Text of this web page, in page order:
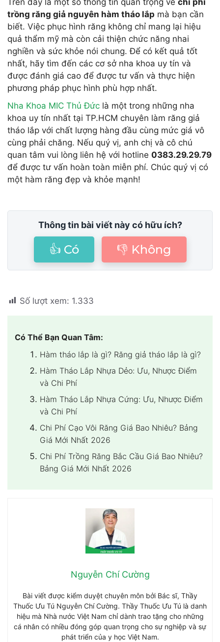
Trên đây là một số thông tin quan trọng về chi phí
trồng răng giả nguyên hàm tháo lắp mà bạn cần
biết. Việc phục hình răng không chỉ mang lại hiệu
quả thẩm mỹ mà còn cải thiện chức năng nhai
nghiền và sức khỏe nói chung. Để có kết quả tốt
nhất, hãy tìm đến các cơ sở nha khoa uy tín và
được đánh giá cao để được tư vấn và thực hiện
phương pháp phục hình phù hợp nhất.
Nha Khoa MIC Thủ Đức là một trong những nha
khoa uy tín nhất tại TP.HCM chuyên làm răng giả
tháo lắp với chất lượng hàng đầu cùng mức giá vô
cùng phải chăng. Nếu quý vị, anh chị và cô chú
quan tâm vui lòng liên hệ với hotline 0383.29.29.79
để được tư vấn hoàn toàn miễn phí. Chúc quý vị có
một hàm răng đẹp và khỏe mạnh!
Thông tin bài viết này có hữu ích?
👍 Có 👎 Không
Số lượt xem: 1.333
Có Thể Bạn Quan Tâm:
Hàm tháo lắp là gì? Răng giả tháo lắp là gì?
Hàm Tháo Lắp Nhựa Dẻo: Ưu, Nhược Điểm
và Chi Phí
Hàm Tháo Lắp Nhựa Cứng: Ưu, Nhược Điểm
và Chi Phí
Chi Phí Cạo Vôi Răng Giá Bao Nhiêu? Bảng
Giá Mới Nhất 2026
Chi Phí Trồng Răng Bắc Cầu Giá Bao Nhiêu?
Bảng Giá Mới Nhất 2026
Nguyễn Chí Cường
Bài viết được kiểm duyệt chuyên môn bởi Bác sĩ, Thầy
Thuốc Ưu Tú Nguyễn Chí Cường. Thầy Thuốc Ưu Tú là danh
hiệu mà Nhà nước Việt Nam chỉ dành trao tặng cho những
cá nhân có nhiều đóng góp quan trọng cho sự nghiệp và sự
phát triển của y học Việt Nam.